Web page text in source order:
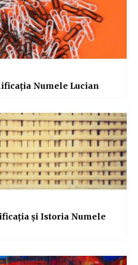
Numele Lucian
și Istoria Numele